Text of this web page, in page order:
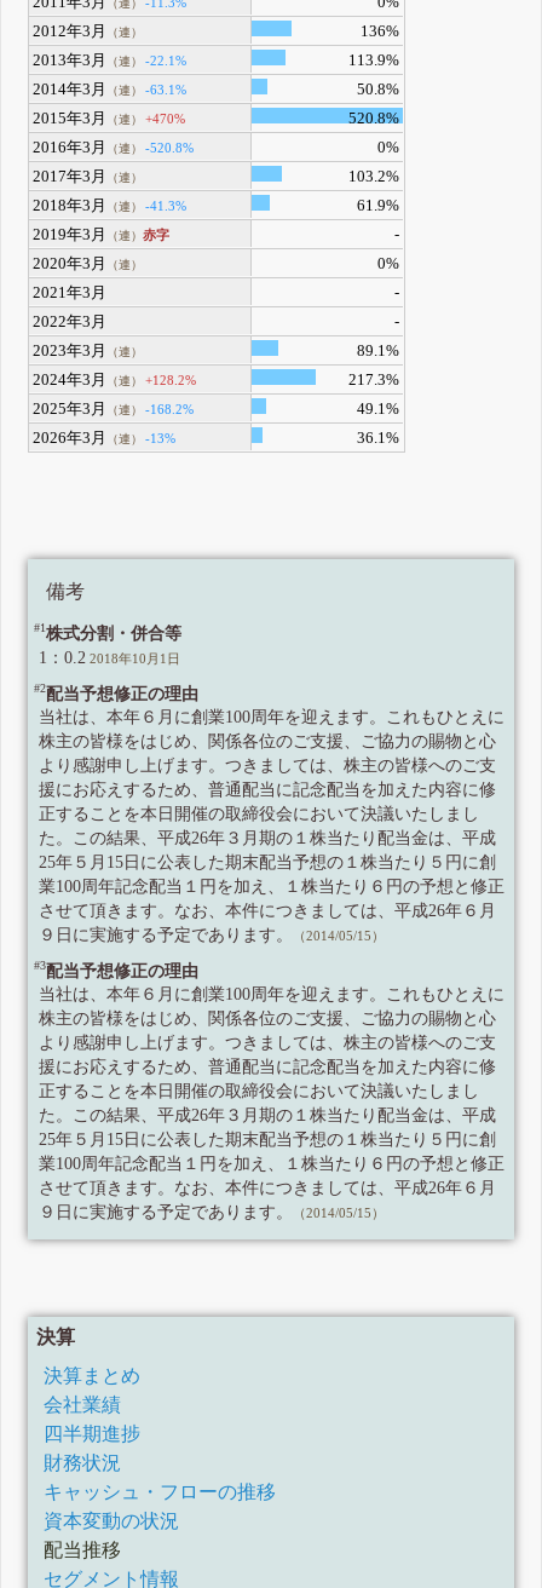
（連） -11.3%
2012年3月
（連）
136%
2013年3月
（連） -22.1%
113.9%
2014年3月
（連） -63.1%
50.8%
2015年3月
（連） +470%
520.8%
2016年3月
（連） -520.8%
0%
2017年3月
（連）
103.2%
2018年3月
（連） -41.3%
61.9%
2019年3月
（連）赤字
-
2020年3月
（連）
0%
2021年3月
-
2022年3月
-
2023年3月
（連）
89.1%
2024年3月
（連） +128.2%
217.3%
2025年3月
（連） -168.2%
49.1%
2026年3月
（連） -13% 36.1%
備考
#1株式分割・併合等
1：0.2 2018年10月1日
#2配当予想修正の理由
当社は、本年６月に創業100周年を迎えます。これもひとえに
株主の皆様をはじめ、関係各位のご支援、ご協力の賜物と心
より感謝申し上げます。つきましては、株主の皆様へのご支
援にお応えするため、普通配当に記念配当を加えた内容に修
正することを本日開催の取締役会において決議いたしまし
た。この結果、平成26年３月期の１株当たり配当金は、平成
25年５月15日に公表した期末配当予想の１株当たり５円に創
業100周年記念配当１円を加え、１株当たり６円の予想と修正
させて頂きます。なお、本件につきましては、平成26年６月
９日に実施する予定であります。
（2014/05/15）
#3配当予想修正の理由
当社は、本年６月に創業100周年を迎えます。これもひとえに
株主の皆様をはじめ、関係各位のご支援、ご協力の賜物と心
より感謝申し上げます。つきましては、株主の皆様へのご支
援にお応えするため、普通配当に記念配当を加えた内容に修
正することを本日開催の取締役会において決議いたしまし
た。この結果、平成26年３月期の１株当たり配当金は、平成
25年５月15日に公表した期末配当予想の１株当たり５円に創
業100周年記念配当１円を加え、１株当たり６円の予想と修正
させて頂きます。なお、本件につきましては、平成26年６月
９日に実施する予定であります。
（2014/05/15）
決算
決算まとめ
会社業績
四半期進捗
財務状況
キャッシュ・フローの推移
資本変動の状況
配当推移
セグメント情報